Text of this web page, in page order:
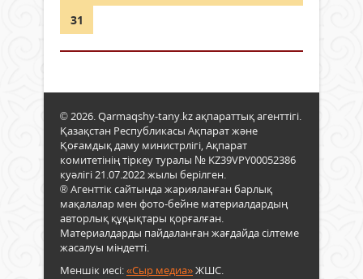
31
© 2026. Qarmaqshy-tany.kz ақпараттық агенттігі.
Қазақстан Республикасы Ақпарат және
Қоғамдық даму министрлігі, Ақпарат
комитетінің тіркеу туралы № KZ39VPY00052386
куәлігі 21.07.2022 жылы берілген.
® Агенттік сайтында жарияланған барлық
мақалалар мен фото-бейне материалдардың
авторлық құқықтары қорғалған.
Материалдарды пайдаланған жағдайда сілтеме
жасалуы міндетті.
Меншік иесі:«Сыр медиа»ЖШС.